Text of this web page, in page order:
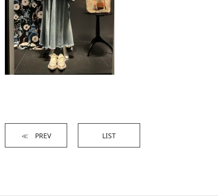
≪ PREV LIST